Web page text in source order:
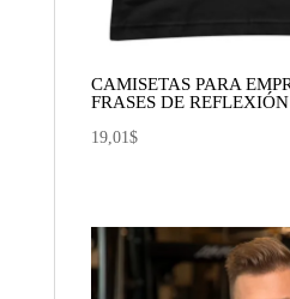
CAMISETAS PARA
FRASES DE REFLEXIÓN
19,01$